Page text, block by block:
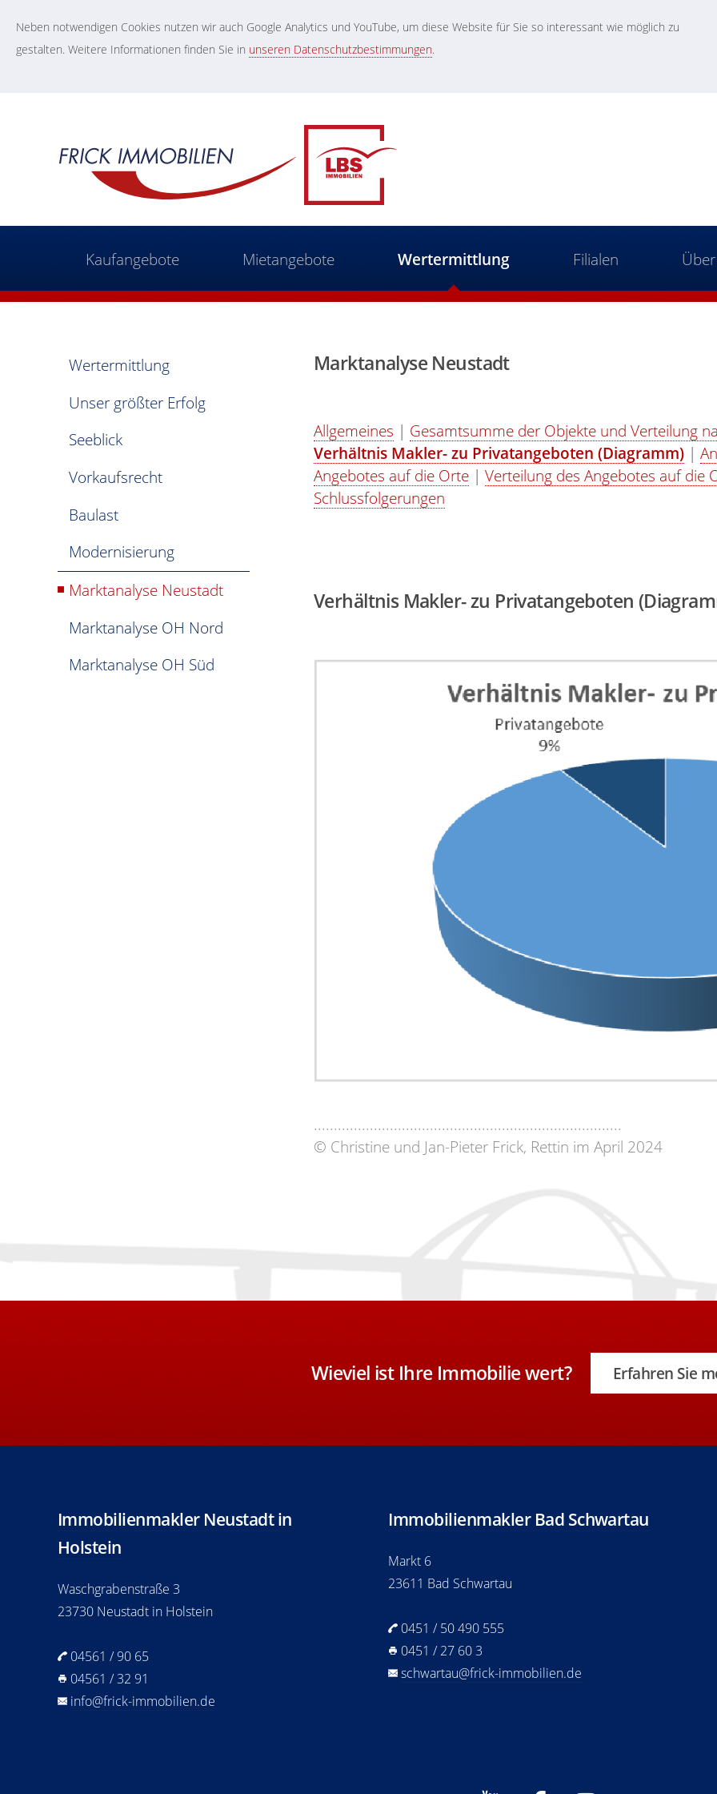
Neben notwendigen Cookies nutzen wir auch Google Analytics und YouTube, um diese Website für Sie so interessant wie möglich zu
gestalten. Weitere Informationen finden Sie in unseren Datenschutzbestimmungen.
Kaufangebote Mietangebote Wertermittlung Filialen
Wertermittlung
Unser größter Erfolg
Seeblick
Vorkaufsrecht
Baulast
Modernisierung
Marktanalyse Neustadt
Marktanalyse OH Nord
Marktanalyse OH Süd
Marktanalyse Neustadt
Allgemeines | Gesamtsumme der Objekte und Verteilung
Verhältnis Makler- zu Privatangeboten (Diagramm) |
Angebotes auf die Orte | Verteilung des Angebotes auf die
Schlussfolgerungen
Verhältnis Makler- zu Privatangeboten
.............................................................................
© Christine und Jan-Pieter Frick, Rettin im April 2024
Wieviel ist Ihre Immobilie wert? Erfahren Sie
Immobilienmakler Neustadt in
Holstein
Waschgrabenstraße 3
23730 Neustadt in Holstein
04561 / 90 65
04561 / 32 91
info@frick-immobilien.de
Immobilienmakler Bad Schwartau
Markt 6
23611 Bad Schwartau
0451 / 50 490 555
0451 / 27 60 3
schwartau@frick-immobilien.de